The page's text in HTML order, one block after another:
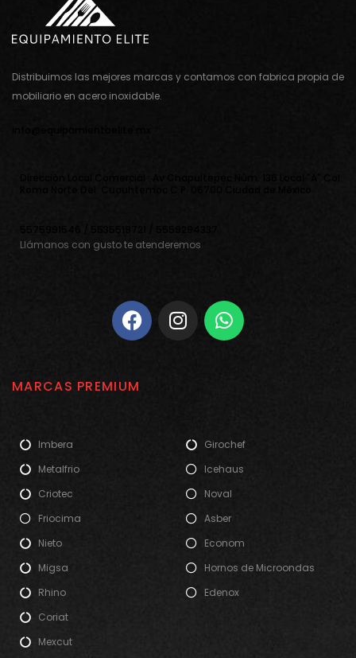
Distribuimos las mejores marcas y contamos con fabrica propia de
mobiliario en acero inoxidable.
Llámanos con gusto te atenderemos
MARCAS PREMIUM
Imbera
Metalfrio
Criotec
Friocima
Nieto
Migsa
Rhino
Coriat
Mexcut
Girochef
Icehaus
Noval
Asber
Econom
Hornos de Microondas
Edenox